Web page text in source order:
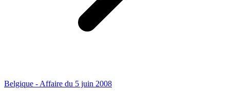
Belgique - Affaire du 5 juin 2008